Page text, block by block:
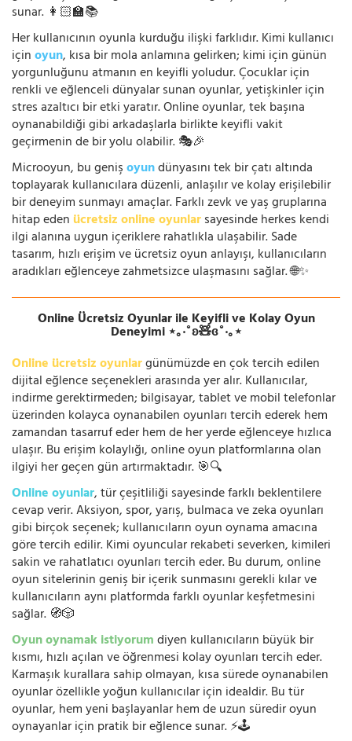
sunar. 👩🏻‍🏫📚
Her kullanıcının oyunla kurduğu ilişki farklıdır. Kimi kullanıcı
içinoyun, kısa bir mola anlamına gelirken; kimi için günün
yorgunluğunu atmanın en keyifli yoludur. Çocuklar için
renkli ve eğlenceli dünyalar sunan oyunlar, yetişkinler için
stres azaltıcı bir etki yaratır. Online oyunlar, tek başına
oynanabildiği gibi arkadaşlarla birlikte keyifli vakit
geçirmenin de bir yolu olabilir. 🎭🎉
Microoyun, bu genişoyundünyasını tek bir çatı altında
toplayarak kullanıcılara düzenli, anlaşılır ve kolay erişilebilir
bir deneyim sunmayı amaçlar. Farklı zevk ve yaş gruplarına
hitap eden ücretsiz online oyunlarsayesinde herkes kendi
ilgi alanına uygun içeriklere rahatlıkla ulaşabilir. Sade
tasarım, hızlı erişim ve ücretsiz oyun anlayışı, kullanıcıların
aradıkları eğlenceye zahmetsizce ulaşmasını sağlar. 🌐✨
Online Ücretsiz Oyunlar ile Keyifli ve Kolay Oyun
Deneyimi ⋆｡‧˚ʚ🧸ɞ˚‧｡⋆
Online ücretsiz oyunlargünümüzde en çok tercih edilen
dijital eğlence seçenekleri arasında yer alır. Kullanıcılar,
indirme gerektirmeden; bilgisayar, tablet ve mobil telefonlar
üzerinden kolayca oynanabilen oyunları tercih ederek hem
zamandan tasarruf eder hem de her yerde eğlenceye hızlıca
ulaşır. Bu erişim kolaylığı, online oyun platformlarına olan
ilgiyi her geçen gün artırmaktadır. 🎯🔍
Online oyunlar, tür çeşitliliği sayesinde farklı beklentilere
cevap verir. Aksiyon, spor, yarış, bulmaca ve zeka oyunları
gibi birçok seçenek; kullanıcıların oyun oynama amacına
göre tercih edilir. Kimi oyuncular rekabeti severken, kimileri
sakin ve rahatlatıcı oyunları tercih eder. Bu durum, online
oyun sitelerinin geniş bir içerik sunmasını gerekli kılar ve
kullanıcıların aynı platformda farklı oyunlar keşfetmesini
sağlar. 🧭🎲
Oyun oynamak istiyorumdiyen kullanıcıların büyük bir
kısmı, hızlı açılan ve öğrenmesi kolay oyunları tercih eder.
Karmaşık kurallara sahip olmayan, kısa sürede oynanabilen
oyunlar özellikle yoğun kullanıcılar için idealdir. Bu tür
oyunlar, hem yeni başlayanlar hem de uzun süredir oyun
oynayanlar için pratik bir eğlence sunar. ⚡🕹️